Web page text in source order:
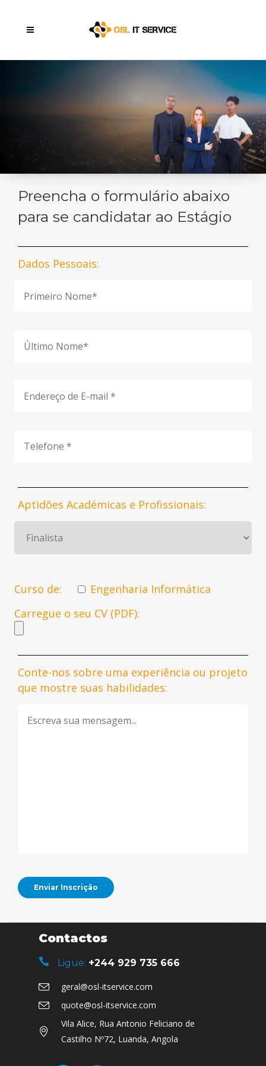
Preencha o formulário abaixo
para se candidatar ao Estágio
Dados Pessoais:
Aptidões Académicas e Profissionais:
Curso de:
Engenharia Informática
Carregue o seu CV (PDF):
Conte-nos sobre uma experiência ou projeto
que mostre suas habilidades:
Contactos
Ligue: +244 929 735 666
geral@osl-itservice.com
quote@osl-itservice.com
Vila Alice, Rua Antonio Feliciano de
Castilho Nº72, Luanda, Angola